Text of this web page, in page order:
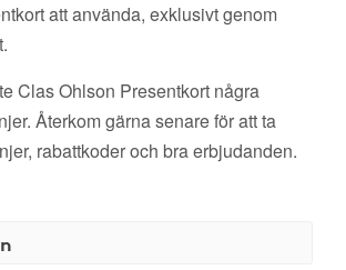
att använda, exklusivt genom
Clas Ohlson Presentkort några
Återkom gärna senare för att ta
rabattkoder och bra erbjudanden.